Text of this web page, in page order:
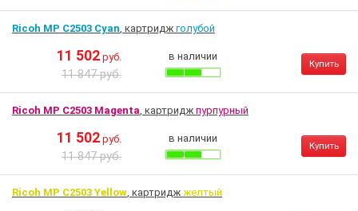
Ricoh MP C2503 Cyan, картридж голубой
11 502 руб.
11 847 руб.
в наличии
Купить
Ricoh MP C2503 Magenta, картридж пурпурный
11 502 руб.
11 847 руб.
в наличии
Купить
Ricoh MP C2503 Yellow, картридж желтый